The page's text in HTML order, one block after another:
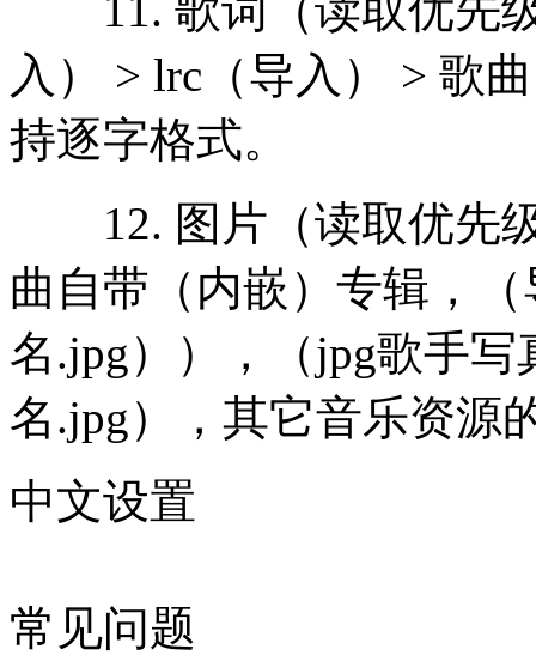
入） > lrc（导入） > 歌
持逐字格式。
12. 图片（读取优先级
曲自带（内嵌）专辑，
名.jpg）），（jpg歌手
名.jpg），其它音乐资源
中文设置
常见问题